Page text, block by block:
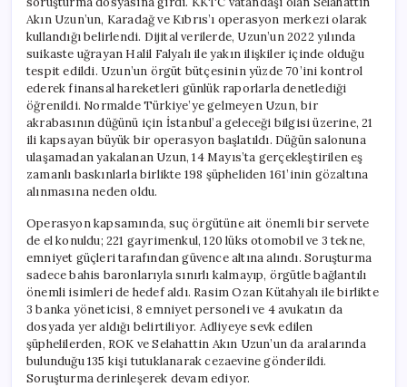
Akın Uzun’un, Karadağ ve Kıbrıs’ı operasyon merkezi olarak
kullandığı belirlendi. Dijital verilerde, Uzun’un 2022 yılında
suikaste uğrayan Halil Falyalı ile yakın ilişkiler içinde olduğu
tespit edildi. Uzun’un örgüt bütçesinin yüzde 70’ini kontrol
ederek finansal hareketleri günlük raporlarla denetlediği
öğrenildi. Normalde Türkiye’ye gelmeyen Uzun, bir
akrabasının düğünü için İstanbul’a geleceği bilgisi üzerine, 21
ili kapsayan büyük bir operasyon başlatıldı. Düğün salonuna
ulaşamadan yakalanan Uzun, 14 Mayıs’ta gerçekleştirilen eş
zamanlı baskınlarla birlikte 198 şüpheliden 161’inin gözaltına
alınmasına neden oldu.
Operasyon kapsamında, suç örgütüne ait önemli bir servete
de el konuldu; 221 gayrimenkul, 120 lüks otomobil ve 3 tekne,
emniyet güçleri tarafından güvence altına alındı. Soruşturma
sadece bahis baronlarıyla sınırlı kalmayıp, örgütle bağlantılı
önemli isimleri de hedef aldı. Rasim Ozan Kütahyalı ile birlikte
3 banka yöneticisi, 8 emniyet personeli ve 4 avukatın da
dosyada yer aldığı belirtiliyor. Adliyeye sevk edilen
şüphelilerden, ROK ve Selahattin Akın Uzun’un da aralarında
bulunduğu 135 kişi tutuklanarak cezaevine gönderildi.
Soruşturma derinleşerek devam ediyor.